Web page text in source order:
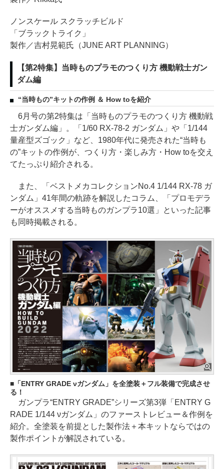
ノンスケール スクラッチビルド
「ブラックトライク」
製作／吉村晃範氏（JUNE ART PLANNING）
【第2特集】当時ものプラモのつくり方 機動戦士ガン
ダム編
“当時もの”キットの作例 ＆ How toを紹介
6月号の第2特集は「当時ものプラモのつくり方 機動戦
士ガンダム編」。「1/60 RX-78-2 ガンダム」や「1/144
量産型ズゴック」など、1980年代に発売された“当時も
の”キットの作例が、つくり方・楽しみ方・How toを交え
てたっぷり紹介される。
また、「ベストメカコレクションNo.4 1/144 RX-78 ガ
ンダム」41年間の軌跡を解説したコラム、「プロモデラ
ーがオススメする当時ものガンプラ10選」といった記事
も同時掲載される。
「ENTRY GRADE νガンダム」を全塗装＋フル装備で完成させ
る！
ガンプラ“ENTRY GRADE”シリーズ第3弾「ENTRY G
RADE 1/144 νガンダム」のファーストレビュー＆作例を
紹介。全塗装を前提とした製作法＋本キットならではの
製作ポイントが解説されている。